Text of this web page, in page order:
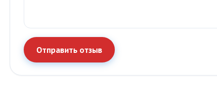
Отправить отзыв